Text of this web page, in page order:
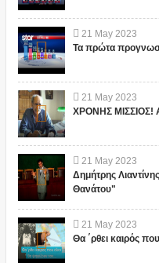
21 May 2023
Τα πρώτα
21 May 2023
ΧΡΟΝΗΣ ΜΙΣΣΙΟΣ!
21 May 2023
Δημήτρης
Θανάτου"
21 May 2023
Θα ΄ρθει καιρός